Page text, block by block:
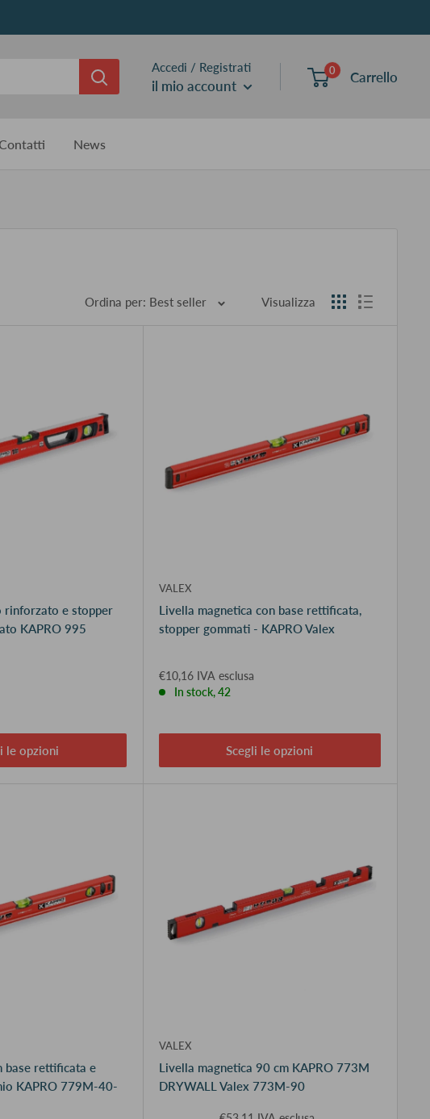
Accedi / Registrati
il mio account
0 Carrello
News
Ordina per: Best seller Visualizza
rinforzato e stopper
KAPRO 995
le opzioni
VALEX
Livella magnetica con base rettificata,
stopper gommati - KAPRO Valex
€10,16 IVA esclusa
In stock, 42
Scegli le opzioni
base rettificata e
KAPRO 779M-40-
VALEX
Livella magnetica 90 cm KAPRO 773M
DRYWALL Valex 773M-90